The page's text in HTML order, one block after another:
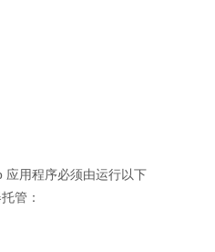
应用程序必须由运行以下
管：